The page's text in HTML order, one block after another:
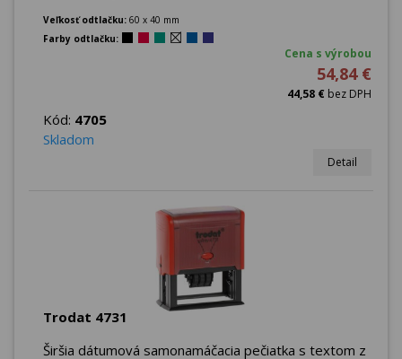
Veľkosť odtlačku: 60 x 40 mm
Farby odtlačku:
Cena s výrobou
54,84 €
44,58 € bez DPH
Kód: 4705
Skladom
Detail
Trodat 4731
Širšia dátumová samonamáčacia pečiatka s textom z